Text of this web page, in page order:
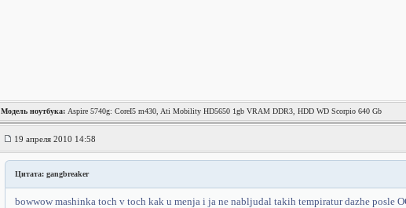
Модель ноутбука:Aspire 5740g: CoreI5 m430, Ati Mobility HD5650 1gb VRAM DDR3, HDD WD Scorpio 640 Gb
19 апреля 2010 14:58
Цитата: gangbreaker
bowwow mashinka toch v toch kak u menja i ja ne nabljudal takih tempiratur dazhe posle